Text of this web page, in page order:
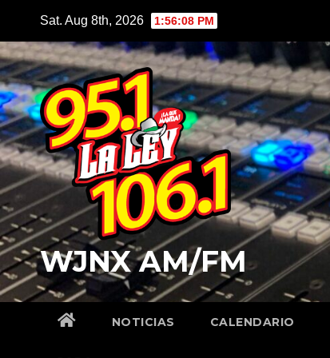
content
Sat. Aug 8th, 2026 1:56:09 PM
WJNX AM/FM
NOTICIAS CALENDARIO